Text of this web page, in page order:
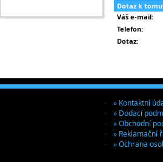
Dotaz k
Váš e-mail:
Telefon:
Dotaz:
» Kontaktní
» Dodací
» Obchodní
» Reklamační
» Ochrana